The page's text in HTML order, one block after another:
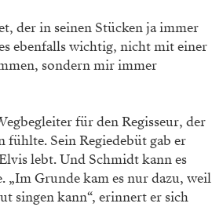
der in seinen Stücken ja immer
ebenfalls wichtig, nicht mit einer
sondern mir immer
fürden Regisseur, der
fühlte. Sein Regiedebüt gab er
lebt. Und Schmidt kann es
„Im Grunde kam es nurdazu, weil
singen kann“, erinnert er sich